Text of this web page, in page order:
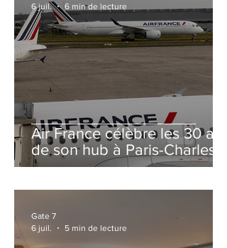
Air France célèbre les 30 ans
de son hub à Paris-Charles
de Gaulle
6 juil.
6 min de lecture
Gate 7
6 juil.
5 min de lecture